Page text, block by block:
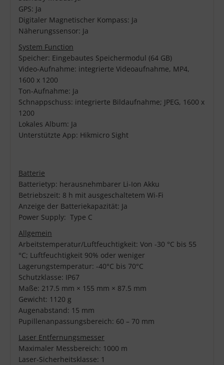
GPS: Ja
Digitaler Magnetischer Kompass: Ja
Näherungssensor: Ja
System Function
Speicher: Eingebautes Speichermodul (64 GB)
Video-Aufnahme: integrierte Videoaufnahme, MP4,
1600 x 1200
Ton-Aufnahme: Ja
Schnappschuss: integrierte Bildaufnahme; JPEG, 1600 x
1200
Lokales Album: Ja
Unterstützte App: Hikmicro Sight
Batterie
Batterietyp: herausnehmbarer Li-Ion Akku
Betriebszeit: 8 h mit ausgeschaltetem Wi-Fi
Anzeige der Batteriekapazität: Ja
Power Supply: Type C
Allgemein
Arbeitstemperatur/Luftfeuchtigkeit: Von -30 °C bis 55
°C; Luftfeuchtigkeit 90% oder weniger
Lagerungstemperatur: -40°C bis 70°C
Schutzklasse: IP67
Maße: 217.5 mm × 155 mm × 87.5 mm
Gewicht: 1120 g
Augenabstand: 15 mm
Pupillenanpassungsbereich: 60 – 70 mm
Laser Entfernungsmesser
Maximaler Messbereich: 1000 m
Laser-Sicherheitsklasse: 1